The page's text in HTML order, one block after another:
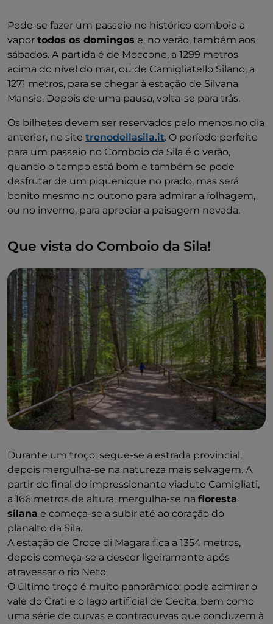
Pode-se fazer um passeio no histórico comboio a
vapor todos os domingos e, no verão, também aos
sábados. A partida é de Moccone, a 1299 metros
acima do nível do mar, ou de Camigliatello Silano, a
1271 metros, para se chegar à estação de Silvana
Mansio. Depois de uma pausa, volta-se para trâs.
Os bilhetes devem ser reservados pelo menos no dia
anterior, no site trenodellasila.it. O período perfeito
para um passeio no Comboio da Sila é o verão,
quando o tempo está bom e também se pode
desfrutar de um piquenique no prado, mas será
bonito mesmo no outono para admirar a folhagem,
ou no inverno, para apreciar a paisagem nevada.
Que vista do Comboio da Sila!
Durante um troço, segue-se a estrada provincial,
depois mergulha-se na natureza mais selvagem. A
partir do final do impressionante viaduto Camigliati,
a 166 metros de altura, mergulha-se na floresta
silana e começa-se a subir até ao coração do
planalto da Sila.
A estação de Croce di Magara fica a 1354 metros,
depois começa-se a descer ligeiramente após
atravessar o rio Neto.
O último troço é muito panorâmico: pode admirar o
vale do Crati e o lago artificial de Cecita, bem como
uma série de curvas e contracurvas que conduzem à